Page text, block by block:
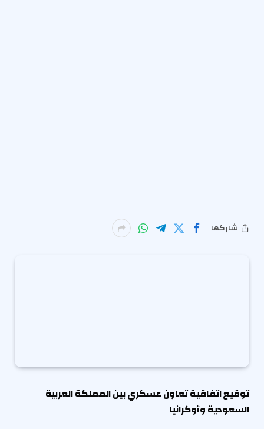
شاركها
توقيع اتفاقية تعاون عسكري بين المملكة العربية
السعودية وأوكرانيا